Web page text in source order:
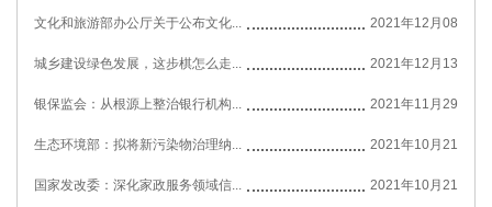
文化和旅游部办公厅关于公布文化... 2021年12月08
城乡建设绿色发展，这步棋怎么走... 2021年12月13
银保监会：从根源上整治银行机构... 2021年11月29
生态环境部：拟将新污染物治理纳... 2021年10月21
国家发改委：深化家政服务领域信... 2021年10月21